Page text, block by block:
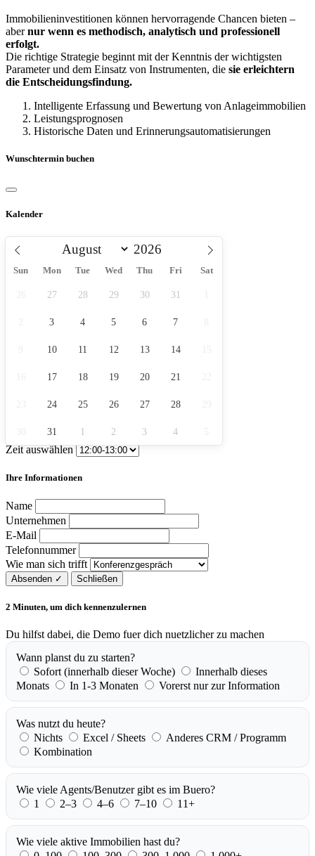
Immobilieninvestitionen können hervorragende Chancen bieten –
abernur wenn es methodisch, analytisch und professionell
erfolgt.
Die richtige Strategie beginnt mit der Kenntnis der wichtigsten
Parameter und dem Einsatz von Instrumenten, die sie erleichtern
die Entscheidungsfindung.
Intelligente Erfassung und Bewertung von Anlageimmobilien
Leistungsprognosen
Historische Daten und Erinnerungsautomatisierungen
Wunschtermin buchen
Kalender
Sun Mon Tue Wed Thu Fri Sat
27 28 29 30 31
3 4 5 6 7
10 11 12 13 14
17 18 19 20 21
24 25 26 27 28
31 1 2 3 4
Zeit auswählen
Ihre Informationen
Name
Unternehmen
E-Mail
Telefonnummer
Wie man sich trifft
Absenden ✓ Schließen
2 Minuten, um dich kennenzulernen
Du hilfst dabei, die Demo fuer dich nuetzlicher zu machen
Wann planst du zu starten?
Sofort (innerhalb dieser Woche)
Innerhalb dieses
Monats
In 1-3 Monaten Vorerst nur zur Information
Was nutzt du heute?
Nichts
Excel / Sheets
Anderes CRM / Programm
Kombination
Wie viele Agents/Benutzer gibt es im Buero?
1
2–3 4–6 7–10 11+
Wie viele aktive Immobilien hast du?